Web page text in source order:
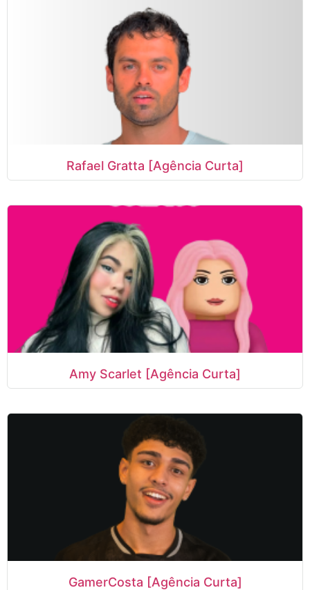
Rafael Gratta [Agência Curta]
Amy Scarlet [Agência Curta]
GamerCosta [Agência Curta]